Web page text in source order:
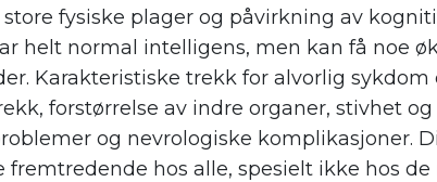
fysiske plager og påvirkning av
helt normal intelligens, men kan få noe
Karakteristiske trekk for alvorlig sykdom
forstørrelse av indre organer, stivhet og
og nevrologiske komplikasjoner.
hos alle, spesielt ikke hos de